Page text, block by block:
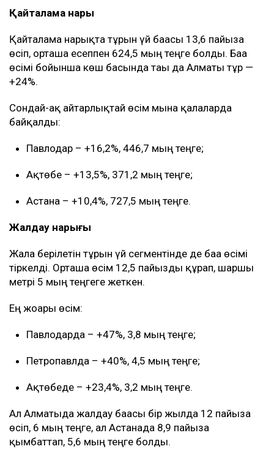
Қайталама нарық
Қайталама нарықта тұрғын үй бағасы 13,6 пайызға
өсіп, орташа есеппен 624,5 мың теңге болды. Баға
өсімі бойынша көш басында тағы да Алматы тұр —
+24%.
Сондай-ақ айтарлықтай өсім мына қалаларда
байқалды:
Павлодар – +16,2%, 446,7 мың теңге;
Ақтөбе – +13,5%, 371,2 мың теңге;
Астана – +10,4%, 727,5 мың теңге.
Жалдау нарығы
Жалға берілетін тұрғын үй сегментінде де баға өсімі
тіркелді. Орташа өсім 12,5 пайызды құрап, шаршы
метрі 5 мың теңгеге жеткен.
Ең жоғары өсім:
Павлодарда – +47%, 3,8 мың теңге;
Петропавлда – +40%, 4,5 мың теңге;
Ақтөбеде – +23,4%, 3,2 мың теңге.
Ал Алматыда жалдау бағасы бір жылда 12 пайызға
өсіп, 6 мың теңге, ал Астанада 8,9 пайызға
қымбаттап, 5,6 мың теңге болды.